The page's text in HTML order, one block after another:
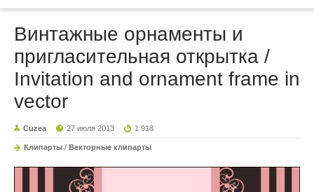
Винтажные орнаменты и
пригласительная открытка /
Invitation and ornament frame in
vector
Cuzea 27 июля 2013 1 918
Клипарты / Векторные клипарты